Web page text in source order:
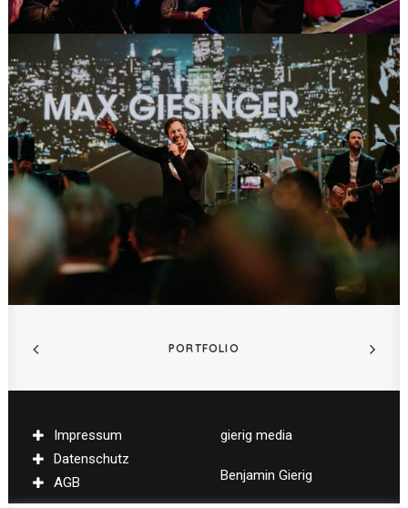
PORTFOLIO
Impressum
Datenschutz
AGB
gierig media
Benjamin Gierig